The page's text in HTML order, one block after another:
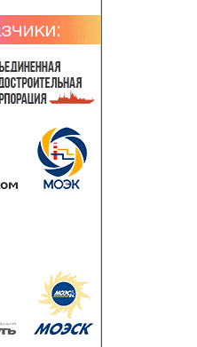
26 МВт (10
на